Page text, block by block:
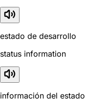
estado de desarrollo
status information
información del estado